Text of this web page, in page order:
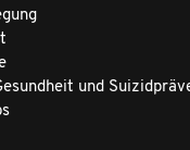
und